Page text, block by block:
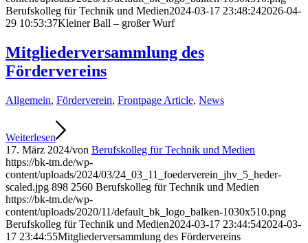
Berufskolleg für Technik und Medien2024-03-17 23:48:242026-04-
29 10:53:37Kleiner Ball – großer Wurf
Mitgliederversammlung des
Fördervereins
Allgemein, Förderverein, Frontpage Article, News
Weiterlesen
17. März 2024/von Berufskolleg für Technik und Medien
https://bk-tm.de/wp-
content/uploads/2024/03/24_03_11_foederverein_jhv_5_heder-
scaled.jpg 898 2560 Berufskolleg für Technik und Medien
https://bk-tm.de/wp-
content/uploads/2020/11/default_bk_logo_balken-1030x510.png
Berufskolleg für Technik und Medien2024-03-17 23:44:542024-03-
17 23:44:55Mitgliederversammlung des Fördervereins